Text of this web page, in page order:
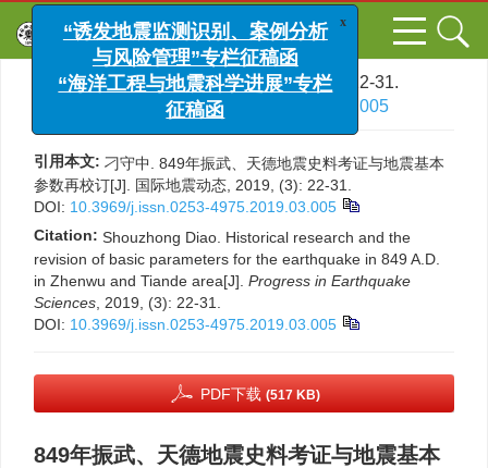
文章导航>国际地震动态>2019>(3)
: 22-31.
10.3969/j.issn.0253-4975.2019.03.005
引用本文: 刁守中. 849年振武、天德地震史料考证与地震基本
参数再校订[J]. 国际地震动态, 2019, (3): 22-31.
DOI: 10.3969/j.issn.0253-4975.2019.03.005
Citation: Shouzhong Diao. Historical research and the
revision of basic parameters for the earthquake in 849 A.D.
in Zhenwu and Tiande area[J]. Progress in Earthquake
Sciences , 2019, (3): 22-31.
DOI: 10.3969/j.issn.0253-4975.2019.03.005
PDF下载 (517 KB)
849年振武、天德地震史料考证与地震基本
“诱发地震监测识别、案例分析
与风险管理”专栏征稿函
“海洋工程与地震科学进展”专栏
征稿函